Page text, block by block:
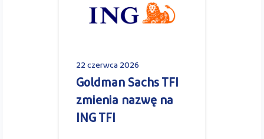
22 czerwca 2026
Goldman Sachs TFI
zmienia nazwę na
ING TFI